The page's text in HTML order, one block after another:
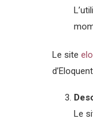
Le site
Le